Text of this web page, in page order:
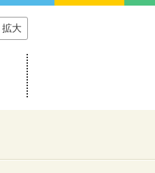
拡大